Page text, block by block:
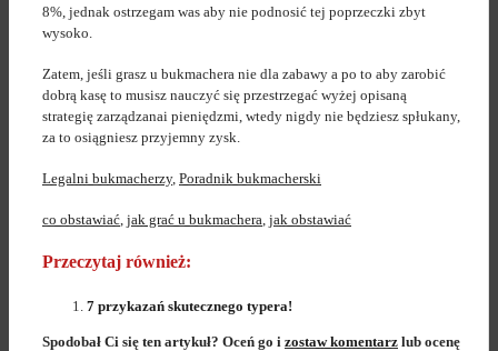
8%, jednak ostrzegam was aby nie podnosić tej poprzeczki zbyt
wysoko.
Zatem, jeśli grasz u bukmachera nie dla zabawy a po to aby zarobić
dobrą kasę to musisz nauczyć się przestrzegać wyżej opisaną
strategię zarządzanai pieniędzmi, wtedy nigdy nie będziesz spłukany,
za to osiągniesz przyjemny zysk.
Legalni bukmacherzy, Poradnik bukmacherski
co obstawiać, jak grać u bukmachera, jak obstawiać
Przeczytaj również:
7 przykazań skutecznego typera!
Spodobał Ci się ten artykuł? Oceń go i zostaw komentarz lub ocenę